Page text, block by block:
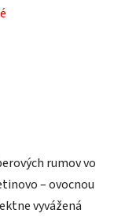
rumov vo
– ovocnou
vyvážená